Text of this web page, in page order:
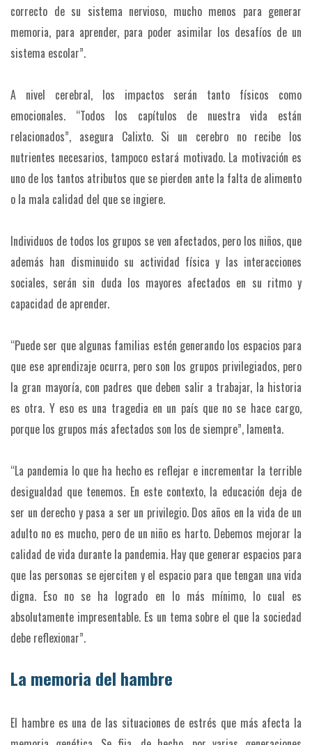
correcto de su sistema nervioso, mucho menos para generar
memoria, para aprender, para poder asimilar los desafíos de un
sistema escolar”.
A nivel cerebral, los impactos serán tanto físicos como
emocionales. “Todos los capítulos de nuestra vida están
relacionados”, asegura Calixto. Si un cerebro no recibe los
nutrientes necesarios, tampoco estará motivado. La motivación es
uno de los tantos atributos que se pierden ante la falta de alimento
o la mala calidad del que se ingiere.
Individuos de todos los grupos se ven afectados, pero los niños, que
además han disminuido su actividad física y las interacciones
sociales, serán sin duda los mayores afectados en su ritmo y
capacidad de aprender.
“Puede ser que algunas familias estén generando los espacios para
que ese aprendizaje ocurra, pero son los grupos privilegiados, pero
la gran mayoría, con padres que deben salir a trabajar, la historia
es otra. Y eso es una tragedia en un país que no se hace cargo,
porque los grupos más afectados son los de siempre”, lamenta.
“La pandemia lo que ha hecho es reflejar e incrementar la terrible
desigualdad que tenemos. En este contexto, la educación deja de
ser un derecho y pasa a ser un privilegio. Dos años en la vida de un
adulto no es mucho, pero de un niño es harto. Debemos mejorar la
calidad de vida durante la pandemia. Hay que generar espacios para
que las personas se ejerciten y el espacio para que tengan una vida
digna. Eso no se ha logrado en lo más mínimo, lo cual es
absolutamente impresentable. Es un tema sobre el que la sociedad
debe reflexionar”.
La memoria del hambre
El hambre es una de las situaciones de estrés que más afecta la